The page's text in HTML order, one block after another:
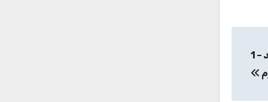
قیمت و خرید ماهی قزل آلا شکم خالی منجمد بیستون صید – 1